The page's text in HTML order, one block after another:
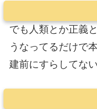
でも人類とか正義
うなってるだけで
建前にすらしてない